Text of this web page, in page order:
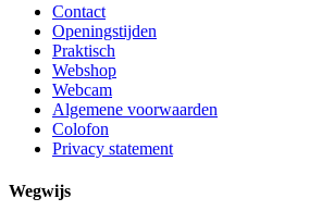
Contact
Openingstijden
Praktisch
Webshop
Webcam
Algemene voorwaarden
Colofon
Privacy statement
Wegwijs